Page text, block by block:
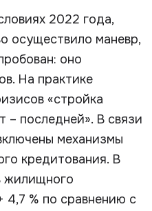
2022 года,
осуществило маневр,
оно
На практике
«стройка
– последней». В связи
механизмы
кредитования. В
жилищного
4,7 % по сравнению с